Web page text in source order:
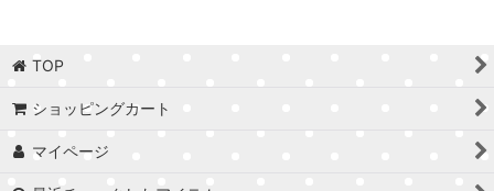
TOP
ショッピングカート
マイページ